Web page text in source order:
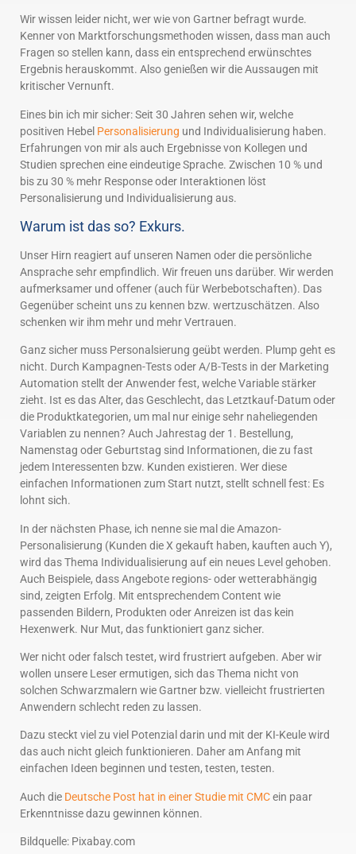
Wir wissen leider nicht, wer wie von Gartner befragt wurde.
Kenner von Marktforschungsmethoden wissen, dass man auch
Fragen so stellen kann, dass ein entsprechend erwünschtes
Ergebnis herauskommt. Also genießen wir die Aussaugen mit
kritischer Vernunft.
Eines bin ich mir sicher: Seit 30 Jahren sehen wir, welche
positiven Hebel Personalisierung und Individualisierung haben.
Erfahrungen von mir als auch Ergebnisse von Kollegen und
Studien sprechen eine eindeutige Sprache. Zwischen 10 % und
bis zu 30 % mehr Response oder Interaktionen löst
Personalisierung und Individualisierung aus.
Warum ist das so? Exkurs.
Unser Hirn reagiert auf unseren Namen oder die persönliche
Ansprache sehr empfindlich. Wir freuen uns darüber. Wir werden
aufmerksamer und offener (auch für Werbebotschaften). Das
Gegenüber scheint uns zu kennen bzw. wertzuschätzen. Also
schenken wir ihm mehr und mehr Vertrauen.
Ganz sicher muss Personalsierung geübt werden. Plump geht es
nicht. Durch Kampagnen-Tests oder A/B-Tests in der Marketing
Automation stellt der Anwender fest, welche Variable stärker
zieht. Ist es das Alter, das Geschlecht, das Letztkauf-Datum oder
die Produktkategorien, um mal nur einige sehr naheliegenden
Variablen zu nennen? Auch Jahrestag der 1. Bestellung,
Namenstag oder Geburtstag sind Informationen, die zu fast
jedem Interessenten bzw. Kunden existieren. Wer diese
einfachen Informationen zum Start nutzt, stellt schnell fest: Es
lohnt sich.
In der nächsten Phase, ich nenne sie mal die Amazon-
Personalisierung (Kunden die X gekauft haben, kauften auch Y),
wird das Thema Individualisierung auf ein neues Level gehoben.
Auch Beispiele, dass Angebote regions- oder wetterabhängig
sind, zeigten Erfolg. Mit entsprechendem Content wie
passenden Bildern, Produkten oder Anreizen ist das kein
Hexenwerk. Nur Mut, das funktioniert ganz sicher.
Wer nicht oder falsch testet, wird frustriert aufgeben. Aber wir
wollen unsere Leser ermutigen, sich das Thema nicht von
solchen Schwarzmalern wie Gartner bzw. vielleicht frustrierten
Anwendern schlecht reden zu lassen.
Dazu steckt viel zu viel Potenzial darin und mit der KI-Keule wird
das auch nicht gleich funktionieren. Daher am Anfang mit
einfachen Ideen beginnen und testen, testen, testen.
Auch die Deutsche Post hat in einer Studie mit CMCein paar
Erkenntnisse dazu gewinnen können.
Bildquelle: Pixabay.com